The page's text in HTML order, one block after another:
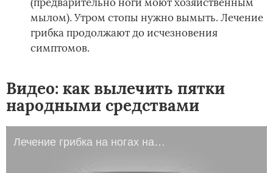
мылом). Утром стопы нужно вымыть. Лечение
грибка продолжают до исчезновения
симптомов.
Видео: как вылечить пятки
народными средствами
Лечение грибка на ногах народными средствами -средство от грибка. Онихомикоз